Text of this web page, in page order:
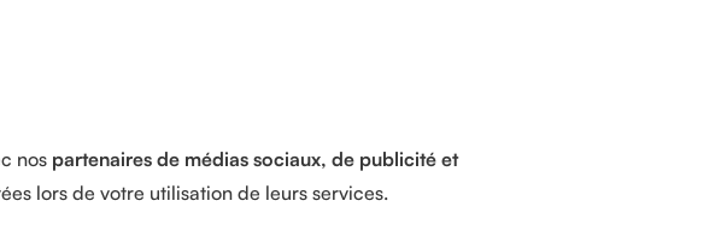
nos partenaires de médias sociaux, de publicité et
lors de votre utilisation de leurs services.